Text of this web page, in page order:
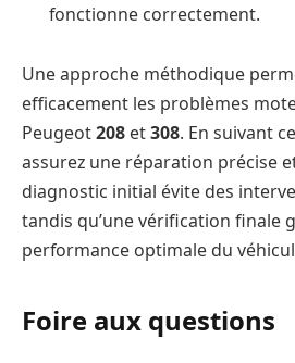
fonctionne correctement.
Une approche méthodique
efficacement les problèmes
Peugeot208 et308. En suivant
assurez une réparation précise
diagnostic initial évite des
tandis qu’une vérification finale
performance optimale du
Foire aux questions